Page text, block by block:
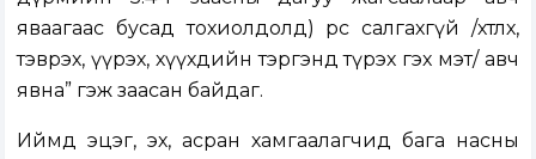
яваагаас бусад тохиолдолд) өөрөөсөө салгахгүй /хөтлөх,
тэврэх, үүрэх, хүүхдийн тэргэнд түрэх гэх мэт/ авч
явна” гэж заасан байдаг.
Иймд эцэг, эх, асран хамгаалагчид бага насны